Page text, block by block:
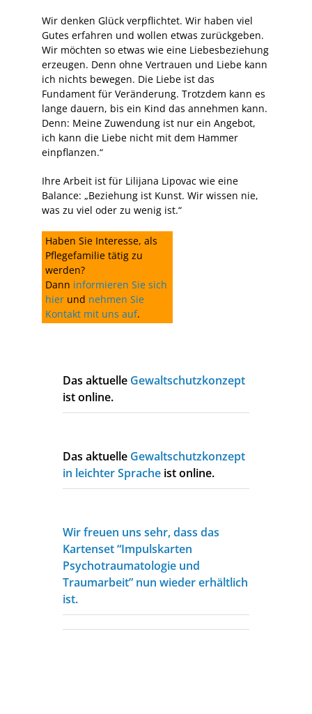
Wir denken Glück verpflichtet. Wir haben viel
Gutes erfahren und wollen etwas zurückgeben.
Wir möchten so etwas wie eine Liebesbeziehung
erzeugen. Denn ohne Vertrauen und Liebe kann
ich nichts bewegen. Die Liebe ist das
Fundament für Veränderung. Trotzdem kann es
lange dauern, bis ein Kind das annehmen kann.
Denn: Meine Zuwendung ist nur ein Angebot,
ich kann die Liebe nicht mit dem Hammer
einpflanzen.“
Ihre Arbeit ist für Lilijana Lipovac wie eine
Balance: „Beziehung ist Kunst. Wir wissen nie,
was zu viel oder zu wenig ist.“
Haben Sie Interesse, als
Pflegefamilie tätig zu
werden?
Dann informieren Sie sich
hierund nehmen Sie
Kontakt mit uns auf.
Das aktuelle Gewaltschutzkonzept
ist online.
Das aktuelle Gewaltschutzkonzept
in leichter Spracheist online.
Wir freuen uns sehr, dass das
Kartenset “Impulskarten
Psychotraumatologie und
Traumarbeit” nun wieder erhältlich
ist.